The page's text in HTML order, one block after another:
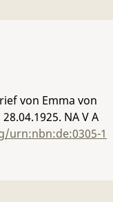
von Emma von
NA V A
urn:nbn:de:0305-1